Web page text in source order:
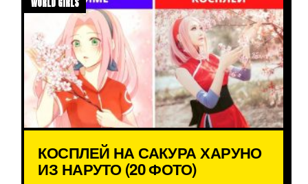
WORLD GIRLS
КОСПЛЕЙ НА САКУРА ХАРУНО
ИЗ НАРУТО (20 ФОТО)